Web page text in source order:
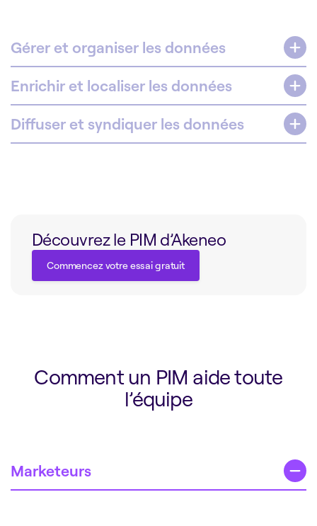
Gérer et organiser les données
Enrichir et localiser les données
Diffuser et syndiquer les données
Découvrez le PIM d’Akeneo
Commencez votre essai gratuit
Comment un PIM aide toute
l’équipe
Marketeurs